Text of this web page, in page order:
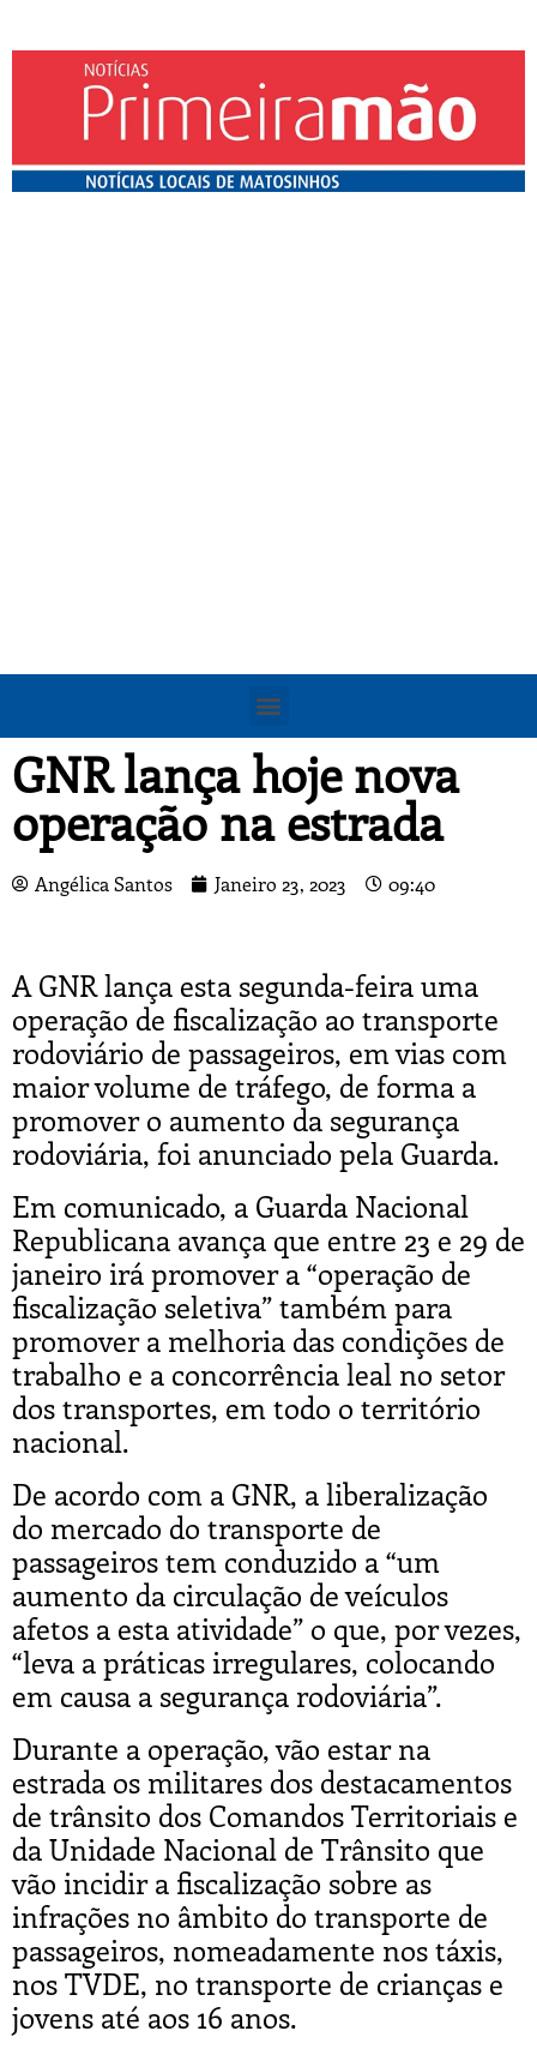
GNR lança hoje nova
operação na estrada
Angélica Santos Janeiro 23, 2023 09:40
A GNR lança esta segunda-feira uma
operação de fiscalização ao transporte
rodoviário de passageiros, em vias com
maior volume de tráfego, de forma a
promover o aumento da segurança
rodoviária, foi anunciado pela Guarda.
Em comunicado, a Guarda Nacional
Republicana avança que entre 23 e 29 de
janeiro irá promover a “operação de
fiscalização seletiva” também para
promover a melhoria das condições de
trabalho e a concorrência leal no setor
dos transportes, em todo o território
nacional.
De acordo com a GNR, a liberalização
do mercado do transporte de
passageiros tem conduzido a “um
aumento da circulação de veículos
afetos a esta atividade” o que, por vezes,
“leva a práticas irregulares, colocando
em causa a segurança rodoviária”.
Durante a operação, vão estar na
estrada os militares dos destacamentos
de trânsito dos Comandos Territoriais e
da Unidade Nacional de Trânsito que
vão incidir a fiscalização sobre as
infrações no âmbito do transporte de
passageiros, nomeadamente nos táxis,
nos TVDE, no transporte de crianças e
jovens até aos 16 anos.